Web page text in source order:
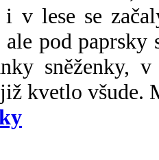
i v lese se
pod paprsky
sněženky,
kvetlo všude.